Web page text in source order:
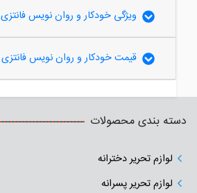
ویژگی خودکار و روان نویس
قیمت خودکار و روان نویس
دسته بندی محصولات
لوازم تحریر دخترانه
لوازم تحریر پسرانه